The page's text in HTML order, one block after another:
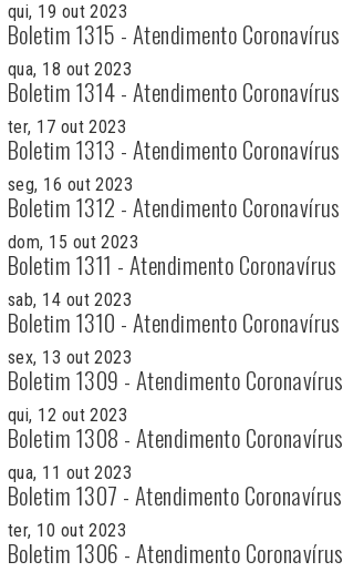
qui, 19 out 2023
Boletim 1315 - Atendimento Coronavírus
qua, 18 out 2023
Boletim 1314 - Atendimento Coronavírus
ter, 17 out 2023
Boletim 1313 - Atendimento Coronavírus
seg, 16 out 2023
Boletim 1312 - Atendimento Coronavírus
dom, 15 out 2023
Boletim 1311 - Atendimento Coronavírus
sab, 14 out 2023
Boletim 1310 - Atendimento Coronavírus
sex, 13 out 2023
Boletim 1309 - Atendimento Coronavírus
qui, 12 out 2023
Boletim 1308 - Atendimento Coronavírus
qua, 11 out 2023
Boletim 1307 - Atendimento Coronavírus
ter, 10 out 2023
Boletim 1306 - Atendimento Coronavírus